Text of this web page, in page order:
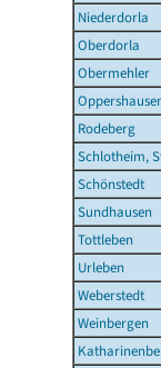
Niederdorla
Oberdorla
Obermehler
Rodeberg
Schlotheim,
Schönstedt
Sundhausen
Tottleben
Urleben
Weberstedt
Weinbergen